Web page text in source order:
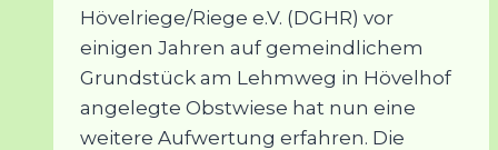
Hövelriege/Riege e.V. (DGHR) vor
einigen Jahren auf gemeindlichem
Grundstück am Lehmweg in Hövelhof
angelegte Obstwiese hat nun eine
weitere Aufwertung erfahren. Die